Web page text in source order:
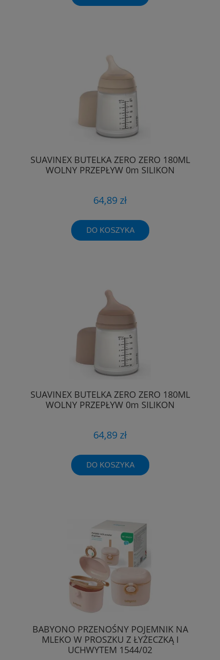
SUAVINEX BUTELKA ZERO ZERO 180ML
WOLNY PRZEPŁYW 0m SILIKON
64,89 zł
DO KOSZYKA
SUAVINEX BUTELKA ZERO ZERO 180ML
WOLNY PRZEPŁYW 0m SILIKON
64,89 zł
DO KOSZYKA
BABYONO PRZENOŚNY POJEMNIK NA
MLEKO W PROSZKU Z ŁYŻECZKĄ I
UCHWYTEM 1544/02